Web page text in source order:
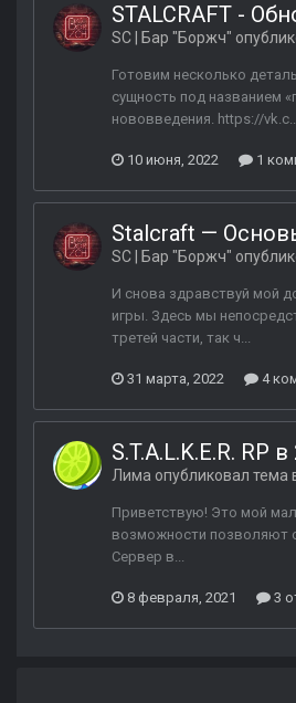
STALCRAFT -
SC | Бар "Боржч"
Готовим несколько
сущность под названием
нововведения. https://
10 июня, 2022 1
Stalcraft —
SC | Бар "Боржч"
И снова здравствуй мой
игры. Здесь мы
третей части, так ч...
31 марта, 2022 4
S.T.A.L.K.E.R. RP
Лима опубликовал тема
Приветствую! Это мой
возможности позволяют
Сервер в...
8 февраля, 2021 3